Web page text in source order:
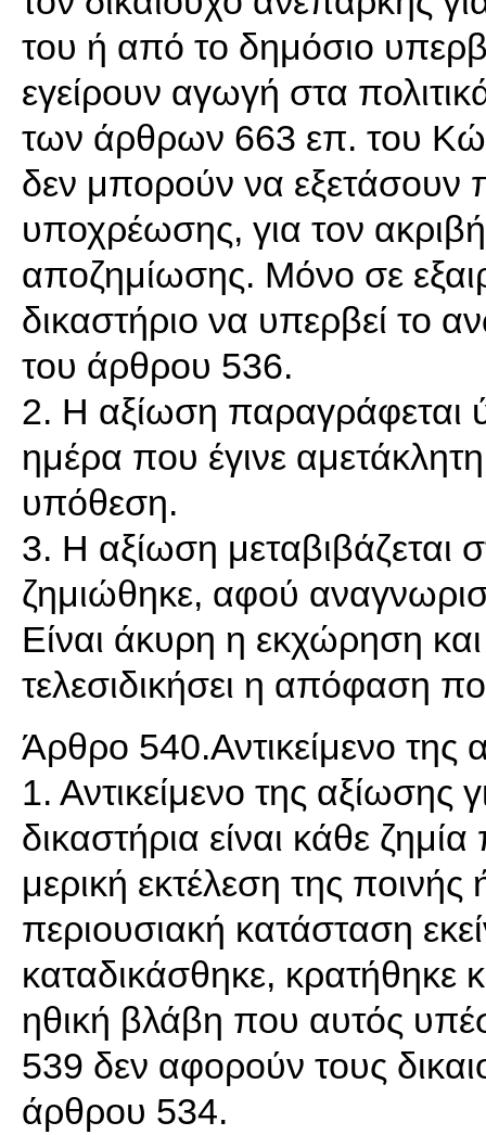
του ή από το δημόσιο
εγείρουν αγωγή στα
των άρθρων 663 επ. του
δεν μπορούν να εξετάσουν
υποχρέωσης, για τον
αποζημίωσης. Μόνο σε
δικαστήριο να υπερβεί το
του άρθρου 536.
2. Η αξίωση παραγράφεται
ημέρα που έγινε
υπόθεση.
3. Η αξίωση μεταβιβάζεται
ζημιώθηκε, αφού
Είναι άκυρη η εκχώρηση
τελεσιδικήσει η απόφαση
Άρθρο 540.Αντικείμενο της
1. Αντικείμενο της αξίωσης
δικαστήρια είναι κάθε
μερική εκτέλεση της
περιουσιακή κατάσταση
καταδικάσθηκε, κρατήθηκε
ηθική βλάβη που αυτός
539 δεν αφορούν τους
άρθρου 534.